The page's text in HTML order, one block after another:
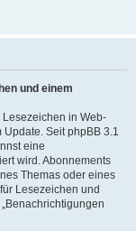
und einem
in Web-
Seit phpBB 3.1
eine
wird. Abonnements
Themas oder eines
Lesezeichen und